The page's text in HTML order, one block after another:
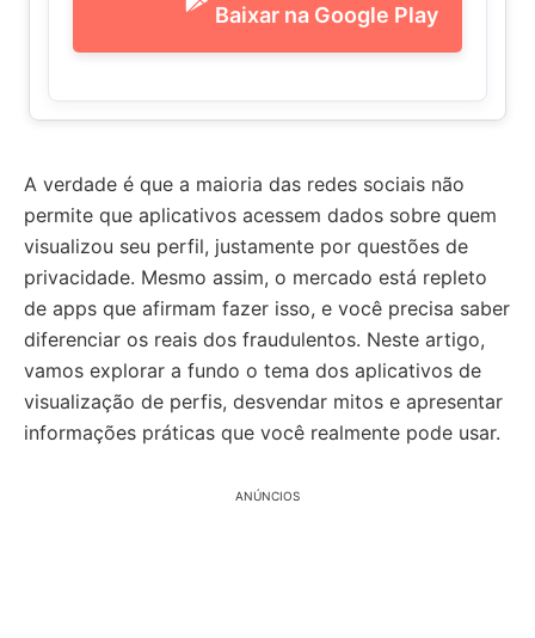
Baixar na Google Play
A verdade é que a maioria das redes sociais não
permite que aplicativos acessem dados sobre quem
visualizou seu perfil, justamente por questões de
privacidade. Mesmo assim, o mercado está repleto
de apps que afirmam fazer isso, e você precisa saber
diferenciar os reais dos fraudulentos. Neste artigo,
vamos explorar a fundo o tema dos aplicativos de
visualização de perfis, desvendar mitos e apresentar
informações práticas que você realmente pode usar.
ANÚNCIOS